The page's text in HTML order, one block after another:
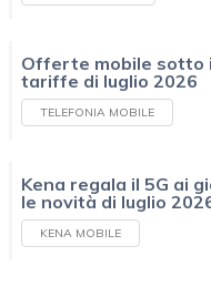
Offerte mobile sotto
tariffe di luglio 2026
TELEFONIA MOBILE
Kena regala il 5G ai
le novità di luglio
KENA MOBILE